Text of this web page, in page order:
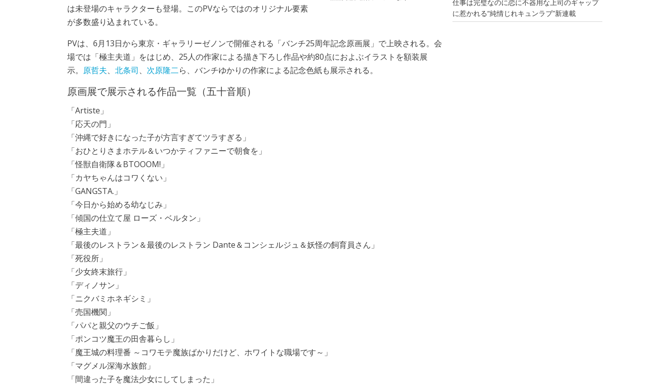
は未登場のキャラクターも登場。このPVならではのオリジナル要素
が多数盛り込まれている。
PVは、6月13日から東京・ギャラリーゼノンで開催される「バンチ25周年記念原画展」で上映される。会
場では「極主夫道」をはじめ、25人の作家による描き下ろし作品や約80点におよぶイラストを額装展
示。 原哲夫、 北条司、 次原隆二ら、バンチゆかりの作家による記念色紙も展示される。
原画展で展示される作品一覧（五十音順）
「Artiste」
「応天の門」
「沖縄で好きになった子が方言すぎてツラすぎる」
「おひとりさまホテル＆いつかティファニーで朝食を」
「怪獣自衛隊＆BTOOOM!」
「カヤちゃんはコワくない」
「GANGSTA.」
「今日から始める幼なじみ」
「傾国の仕立て屋 ローズ・ベルタン」
「極主夫道」
「最後のレストラン＆最後のレストラン Dante＆コンシェルジュ＆妖怪の飼育員さん」
「死役所」
「少女終末旅行」
「ディノサン」
「ニクバミホネギシミ」
「売国機関」
「パパと親父のウチご飯」
「ポンコツ魔王の田舎暮らし」
「魔王城の料理番 ～コワモテ魔族ばかりだけど、ホワイトな職場です～」
「マグメル深海水族館」
「間違った子を魔法少女にしてしまった」
仕事は完璧なのに恋に不器用な上司のギャップ
に惹かれる“純情じれキュンラブ”新連載